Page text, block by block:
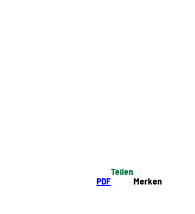
PDF
Teilen
Merken